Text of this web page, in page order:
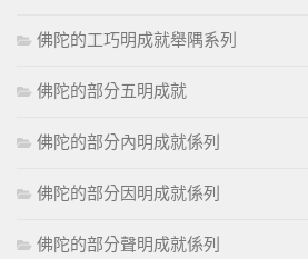
佛陀的工巧明成就舉隅系列
佛陀的部分五明成就
佛陀的部分內明成就係列
佛陀的部分因明成就係列
佛陀的部分聲明成就係列